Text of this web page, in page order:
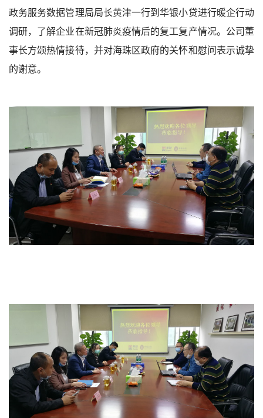
政务服务数据管理局局长黄津一行到华银小贷进行暖企行动
调研，了解企业在新冠肺炎疫情后的复工复产情况。公司董
事长方颂热情接待，并对海珠区政府的关怀和慰问表示诚挚
的谢意。